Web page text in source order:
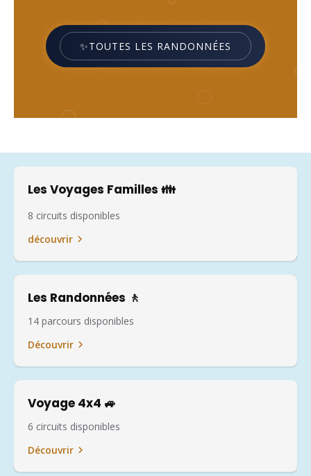
✨TOUTES LES RANDONNÉES
Les Voyages Familles 👪
8 circuits disponibles
découvrir
Les Randonnées 🚶
14 parcours disponibles
Découvrir
Voyage 4x4 🚙
6 circuits disponibles
Découvrir